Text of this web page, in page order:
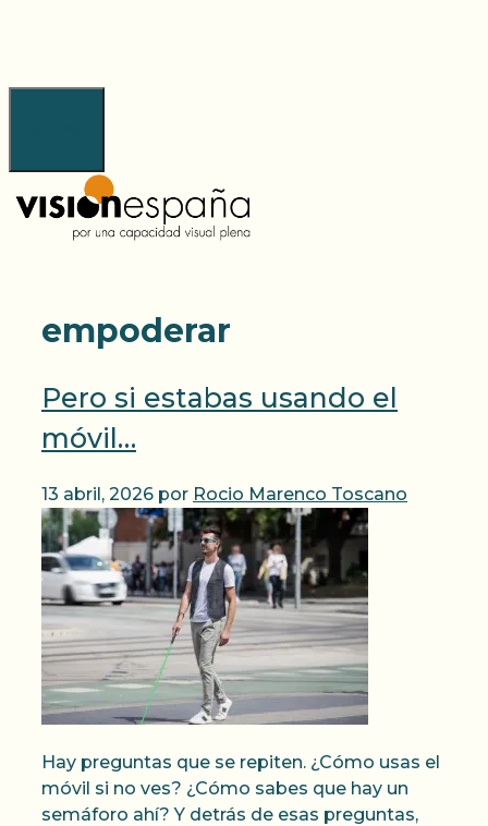
empoderar
Pero si estabas usando el
móvil…
13 abril, 2026 por Rocio Marenco Toscano
Hay preguntas que se repiten. ¿Cómo usas el
móvil si no ves? ¿Cómo sabes que hay un
semáforo ahí? Y detrás de esas preguntas,